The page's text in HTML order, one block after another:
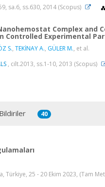
sa.6, ss.630, 2014 (Scopus)
Complex
Experimental
S., TEKİNAY A., GÜLER M., et al.
, cilt.2013, ss.1-10, 2013 (Scopus)
40
Türkiye, 25 - 20 Ekim 2023, (Tam